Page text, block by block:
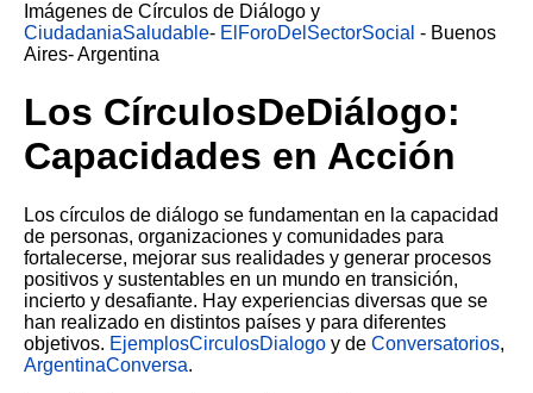
Imágenes de Círculos de Diálogo y
CiudadaniaSaludable- ElForoDelSectorSocial - Buenos
Aires- Argentina
Los CírculosDeDiálogo:
Capacidades en Acción
Los círculos de diálogo se fundamentan en la capacidad
de personas, organizaciones y comunidades para
fortalecerse, mejorar sus realidades y generar procesos
positivos y sustentables en un mundo en transición,
incierto y desafiante. Hay experiencias diversas que se
han realizado en distintos países y para diferentes
objetivos. EjemplosCirculosDialogo y de Conversatorios,
ArgentinaConversa.